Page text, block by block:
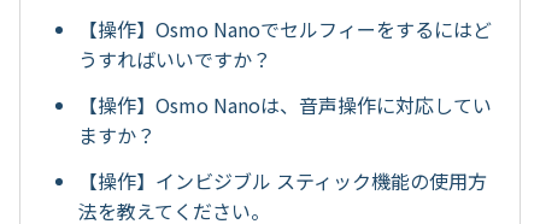
【操作】Osmo Nanoでセルフィーをするにはど
うすればいいですか？
【操作】Osmo Nanoは、音声操作に対応してい
ますか？
【操作】インビジブル スティック機能の使用方
法を教えてください。